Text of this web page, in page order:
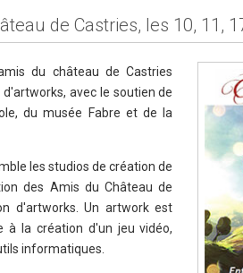
de Castries, les 10, 11,
du château de Castries
avec le soutien de
du musée Fabre et de la
les studios de création de
des Amis du Château de
d'artworks. Un artwork est
la création d'un jeu vidéo,
informatiques.